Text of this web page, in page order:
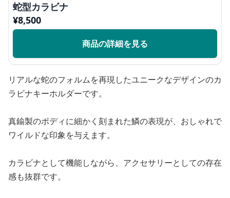
蛇型カラビナ
¥8,500
商品の詳細を見る
リアルな蛇のフォルムを再現したユニークなデザインのカ
ラビナキーホルダーです。
真鍮製のボディに細かく刻まれた鱗の表現が、おしゃれで
ワイルドな印象を与えます。
カラビナとして機能しながら、アクセサリーとしての存在
感も抜群です。